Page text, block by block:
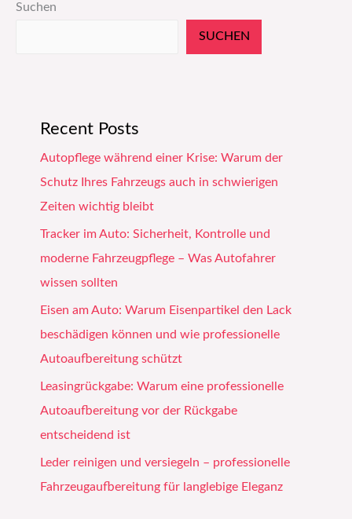
Suchen
SUCHEN
Recent Posts
Autopflege während einer Krise: Warum der
Schutz Ihres Fahrzeugs auch in schwierigen
Zeiten wichtig bleibt
Tracker im Auto: Sicherheit, Kontrolle und
moderne Fahrzeugpflege – Was Autofahrer
wissen sollten
Eisen am Auto: Warum Eisenpartikel den Lack
beschädigen können und wie professionelle
Autoaufbereitung schützt
Leasingrückgabe: Warum eine professionelle
Autoaufbereitung vor der Rückgabe
entscheidend ist
Leder reinigen und versiegeln – professionelle
Fahrzeugaufbereitung für langlebige Eleganz